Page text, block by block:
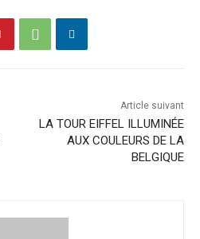
Article suivant
LA TOUR EIFFEL ILLUMINÉE
AUX COULEURS DE LA
BELGIQUE